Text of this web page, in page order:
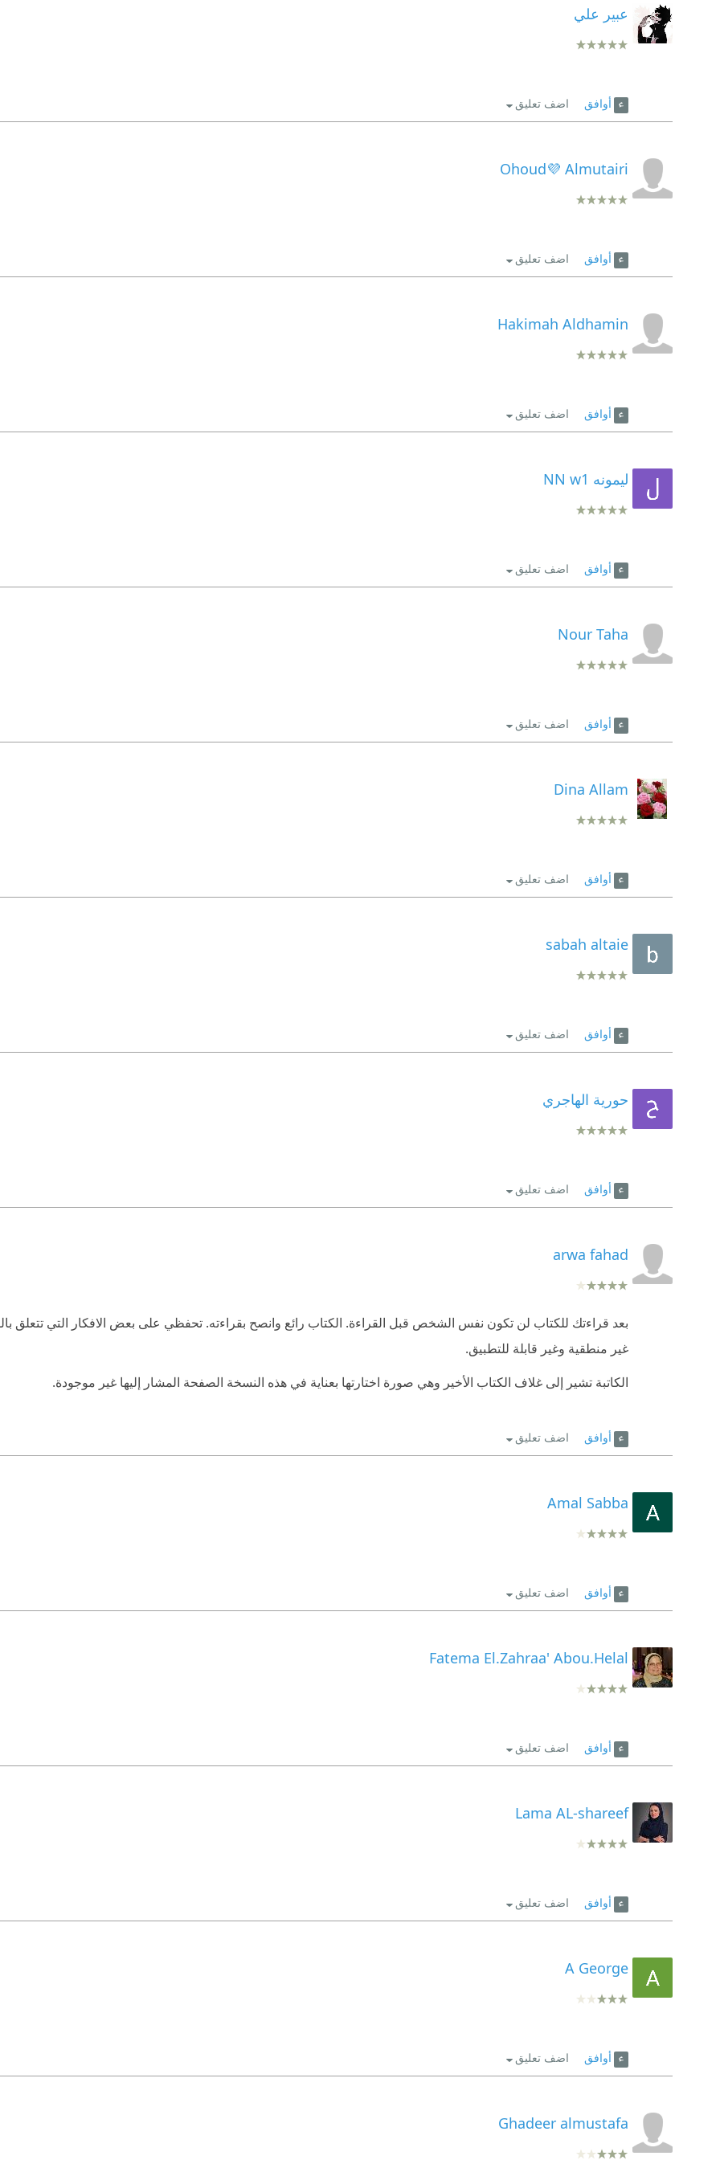
عبير علي
أوافق اضف تعليق
Ohoud💜 Almutairi
أوافق اضف تعليق
Hakimah Aldhamin
أوافق اضف تعليق
ليمونه NN w1
أوافق اضف تعليق
Nour Taha
أوافق اضف تعليق
Dina Allam
أوافق اضف تعليق
sabah altaie
أوافق اضف تعليق
حورية الهاجري
أوافق اضف تعليق
arwa fahad
بعد قراءتك للكتاب لن تكون نفس الشخص قبل القراءة. الكتاب رائع وانصح بقراءته. تحفظي على بعض الافكار التي تتعلق
غير منطقية وغير قابلة للتطبيق.
الكاتبة تشير إلى غلاف الكتاب الأخير وهي صورة اختارتها بعناية في هذه النسخة الصفحة المشار إليها غير موجودة.
أوافق اضف تعليق
Amal Sabba
أوافق اضف تعليق
Fatema El.Zahraa' Abou.Helal
أوافق اضف تعليق
Lama AL-shareef
أوافق اضف تعليق
A George
أوافق اضف تعليق
Ghadeer almustafa